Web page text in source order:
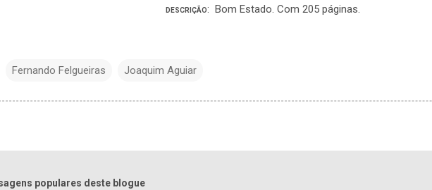
DESCRIÇÃO: Bom Estado. Com 205 páginas.
Fernando Felgueiras Joaquim Aguiar
populares deste blogue